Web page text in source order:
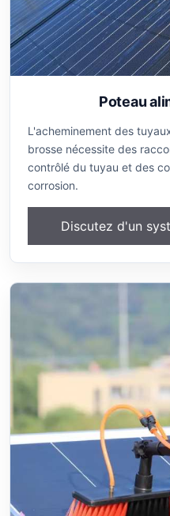
Poteau
L'acheminement des
brosse nécessite des
contrôlé du tuyau et des
corrosion.
Discutez d'un